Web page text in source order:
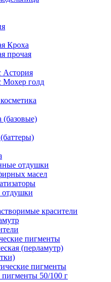
Кроха
прочая
Астория
Мохер голд
(базовые)
отдушки
масел
отдушки
красители
пигменты
(перламутр)
пигменты
пигменты 50/100 г